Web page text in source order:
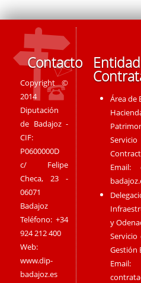
Contacto
Copyright ©
2014
Diputación
de Badajoz -
CIF:
P0600000D
c/ Felipe
Checa, 23 -
06071
Badajoz
Teléfono: +34
924 212 400
Web:
www.dip-
badajoz.es
Entidades
Área de
Email:
y
Gestión
Email: